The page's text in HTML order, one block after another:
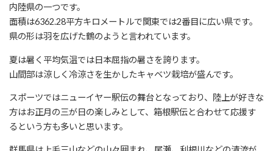
内陸県の一つです。
面積は6362.28平方キロメートルで関東では2番目に広い県です。
県の形は羽を広げた鶴のようと言われています。
夏は暑く平均気温では日本屈指の暑さを誇ります。
山間部は涼しく冷涼さを生かしたキャベツ栽培が盛んです。
スポーツではニューイヤー駅伝の舞台となっており、陸上が好きな
方はお正月の三が日の楽しみとして、箱根駅伝と合わせて応援す
るという方も多いと思います。